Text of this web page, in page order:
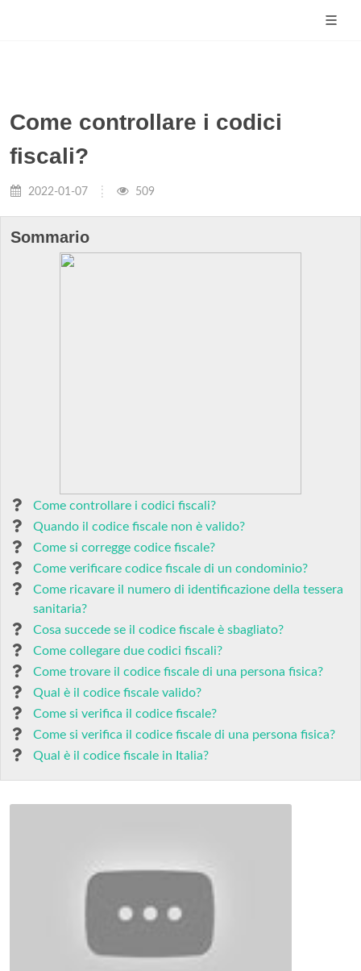
Come controllare i codici
fiscali?
2022-01-07 509
Sommario
Come controllare i codici fiscali?
Quando il codice fiscale non è valido?
Come si corregge codice fiscale?
Come verificare codice fiscale di un condominio?
Come ricavare il numero di identificazione della tessera
sanitaria?
Cosa succede se il codice fiscale è sbagliato?
Come collegare due codici fiscali?
Come trovare il codice fiscale di una persona fisica?
Qual è il codice fiscale valido?
Come si verifica il codice fiscale?
Come si verifica il codice fiscale di una persona fisica?
Qual è il codice fiscale in Italia?